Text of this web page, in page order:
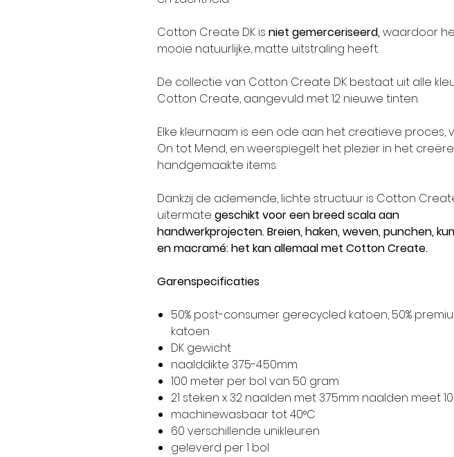
Cotton Create DK is niet gemerceriseerd,waardoor
mooie natuurlijke, matte uitstraling heeft.
De collectie van Cotton Create DK bestaat uit alle
Cotton Create, aangevuld met 12 nieuwe tinten.
Elke kleurnaam is een ode aan het creatieve proces,
On tot Mend, en weerspiegelt het plezier in het
handgemaakte items.
Dankzij de ademende, lichte structuur is Cotton
uitermate geschikt voor een breed scala aan
handwerkprojecten. Breien, haken, weven, punchen,
en macramé: het kan allemaal met Cotton Create.
Garenspecificaties
50% post-consumer gerecycled katoen, 50%
katoen
DK gewicht
naalddikte 3.75-4.50mm
100 meter per bol van 50 gram
21 steken x 32 naalden met 3.75mm naalden meet 10
machinewasbaar tot 40°C
60 verschillende unikleuren
geleverd per 1 bol